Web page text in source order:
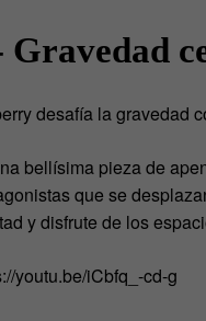
Gravedad
desafía la gravedad
bellísima pieza de
que se
y disfrute de los
youtu.be/iCbfq_-cd-g